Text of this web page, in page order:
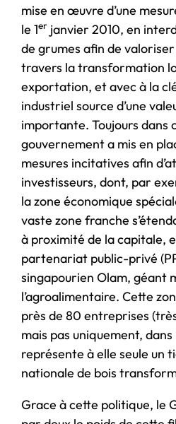
mise en œuvre d’une
le 1er janvier 2010, en
de grumes afin de
travers la transformation
exportation, et avec à la
industriel source d’une
importante. Toujours dans
gouvernement a mis en
mesures incitatives afin
investisseurs, dont, par
la zone économique
vaste zone franche
à proximité de la capitale,
partenariat public-privé
singapourien Olam, géant
l’agroalimentaire. Cette
près de 80 entreprises
mais pas uniquement,
représente à elle seule un
nationale de bois
Grace à cette politique, le